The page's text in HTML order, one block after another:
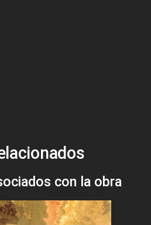
con la obra